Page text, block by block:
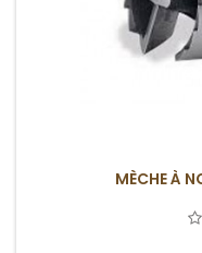
MÈCHE À